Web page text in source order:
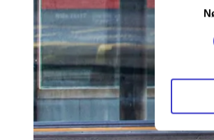
Ved å
Du kan